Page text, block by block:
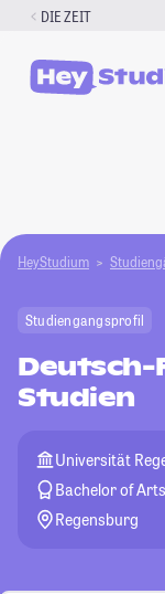
Zum
springen
DIE ZEIT
HeyStudium
Studiengangsprofil
Deutsch-
Studien
Universität
Bachelor of Arts
Regensburg